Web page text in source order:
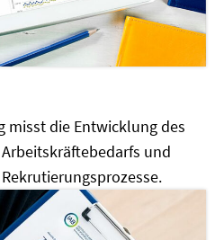
misst die Entwicklung des
und